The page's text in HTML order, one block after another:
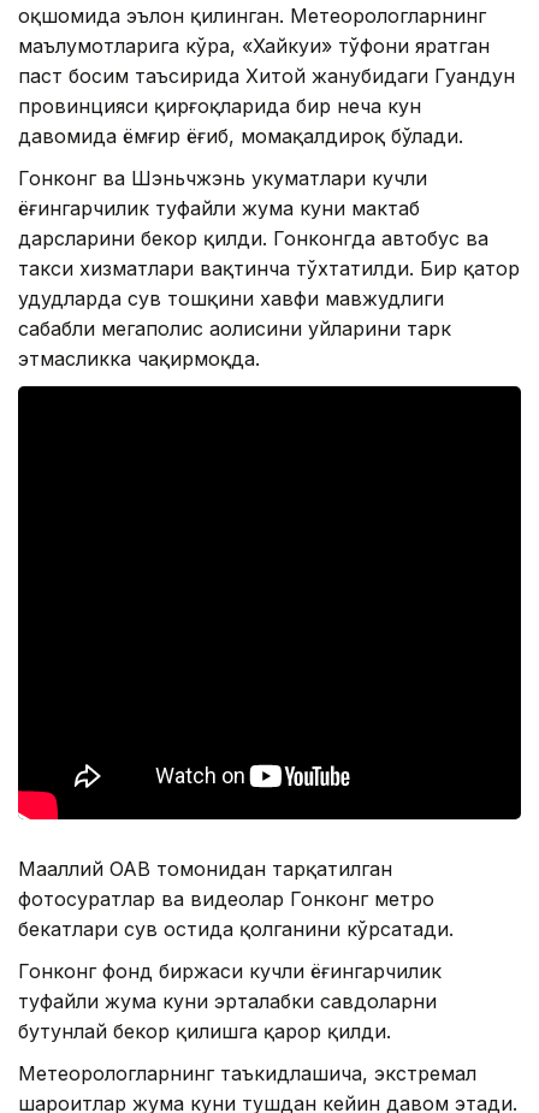
оқшомида эълон қилинган. Метеорологларнинг
маълумотларига кўра, «Хайкуи» тўфони яратган
паст босим таъсирида Хитой жанубидаги Гуандун
провинцияси қирғоқларида бир неча кун
давомида ёмғир ёғиб, момақалдироқ бўлади.
Гонконг ва Шэньчжэнь ҳукуматлари кучли
ёғингарчилик туфайли жума куни мактаб
дарсларини бекор қилди. Гонконгда автобус ва
такси хизматлари вақтинча тўхтатилди. Бир қатор
ҳудудларда сув тошқини хавфи мавжудлиги
сабабли мегаполис аҳолисини уйларини тарк
этмасликка чақирмоқда.
Маҳаллий ОАВ томонидан тарқатилган
фотосуратлар ва видеолар Гонконг метро
бекатлари сув остида қолганини кўрсатади.
Гонконг фонд биржаси кучли ёғингарчилик
туфайли жума куни эрталабки савдоларни
бутунлай бекор қилишга қарор қилди.
Метеорологларнинг таъкидлашича, экстремал
шароитлар жума куни тушдан кейин давом этади.